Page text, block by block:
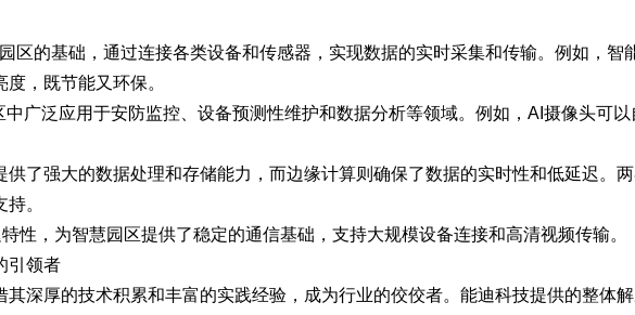
区的基础，通过连接各类设备和传感器，实现数据的实时采集和传输。例如，智
，既节能又环保。
中广泛应用于安防监控、设备预测性维护和数据分析等领域。例如，AI摄像头可以
供了强大的数据处理和存储能力，而边缘计算则确保了数据的实时性和低延迟。
。
性，为智慧园区提供了稳定的通信基础，支持大规模设备连接和高清视频传输。
引领者
其深厚的技术积累和丰富的实践经验，成为行业的佼佼者。能迪科技提供的整体